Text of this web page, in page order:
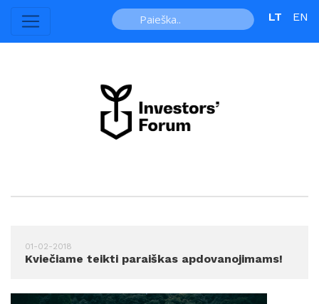
LT EN
01-02-2018
Kviečiame teikti paraiškas apdovanojimams!